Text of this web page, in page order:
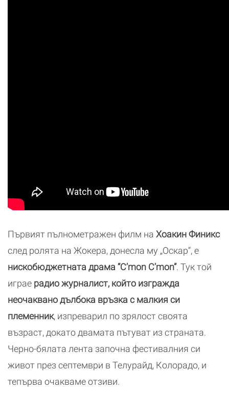
Първият пълнометражен филм на Хоакин Финикс
след ролята на Жокера, донесла му „Оскар“, е
нискобюджетната драма “C’mon C’mon”. Тук той
играе радио журналист, който изгражда
неочаквано дълбока връзка с малкия си
племенник, изпреварил по зрялост своята
възраст, докато двамата пътуват из страната.
Черно-бялата лента започна фестивалния си
живот през септември в Телурайд, Колорадо, и
тепърва очакваме отзиви.